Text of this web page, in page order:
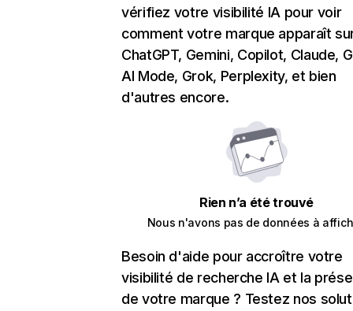
vérifiez votre visibilité IA pour voir
comment votre marque apparaît
ChatGPT, Gemini, Copilot, Claude,
AI Mode, Grok, Perplexity, et bien
d'autres encore.
Rien n’a été trouvé
Nous n'avons pas de données à
Besoin d'aide pour accroître votre
visibilité de recherche IA et la
de votre marque ? Testez nos